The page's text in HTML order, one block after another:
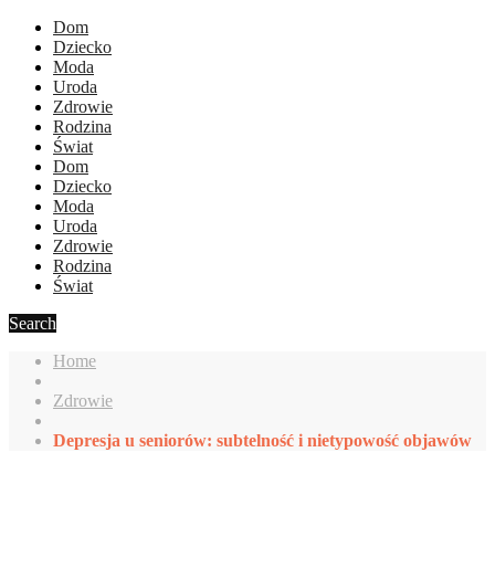
Dom
Dziecko
Moda
Uroda
Zdrowie
Rodzina
Świat
Dom
Dziecko
Moda
Uroda
Zdrowie
Rodzina
Świat
Search
Home
Zdrowie
Depresja u seniorów: subtelność i nietypowość objawów